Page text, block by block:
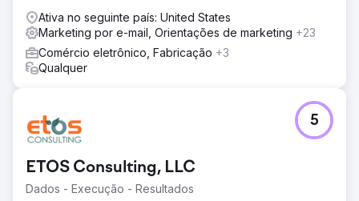
Ativa no seguinte país: United States
Marketing por e-mail, Orientações de marketing +23
Comércio eletrônico, Fabricação +3
Qualquer
ETOS Consulting, LLC
Dados - Execução - Resultados
5